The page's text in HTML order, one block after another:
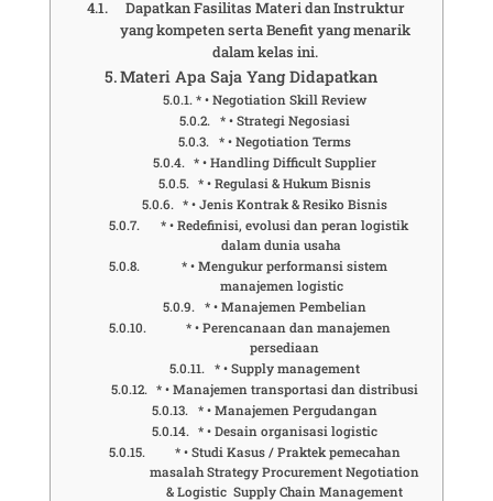
Dapatkan Fasilitas Materi dan Instruktur
yang kompeten serta Benefit yang menarik
dalam kelas ini.
Materi Apa Saja Yang Didapatkan
* • Negotiation Skill Review
* • Strategi Negosiasi
* • Negotiation Terms
* • Handling Difficult Supplier
* • Regulasi & Hukum Bisnis
* • Jenis Kontrak & Resiko Bisnis
* • Redefinisi, evolusi dan peran logistik
dalam dunia usaha
* • Mengukur performansi sistem
manajemen logistic
* • Manajemen Pembelian
* • Perencanaan dan manajemen
persediaan
* • Supply management
* • Manajemen transportasi dan distribusi
* • Manajemen Pergudangan
* • Desain organisasi logistic
* • Studi Kasus / Praktek pemecahan
masalah Strategy Procurement Negotiation
& Logistic Supply Chain Management